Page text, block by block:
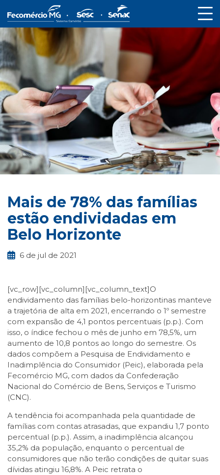
Mais de 78% das famílias
estão endividadas em
Belo Horizonte
6 de jul de 2021
[vc_row][vc_column][vc_column_text]O
endividamento das famílias belo-horizontinas manteve
a trajetória de alta em 2021, encerrando o 1º semestre
com expansão de 4,1 pontos percentuais (p.p.). Com
isso, o índice fechou o mês de junho em 78,5%, um
aumento de 10,8 pontos ao longo do semestre. Os
dados compõem a Pesquisa de Endividamento e
Inadimplência do Consumidor (Peic), elaborada pela
Fecomércio MG, com dados da Confederação
Nacional do Comércio de Bens, Serviços e Turismo
(CNC).
A tendência foi acompanhada pela quantidade de
famílias com contas atrasadas, que expandiu 1,7 ponto
percentual (p.p.). Assim, a inadimplência alcançou
35,2% da população, enquanto o percentual de
consumidores que não terão condições de quitar suas
dívidas atingiu 16,8%. A Peic retrata o